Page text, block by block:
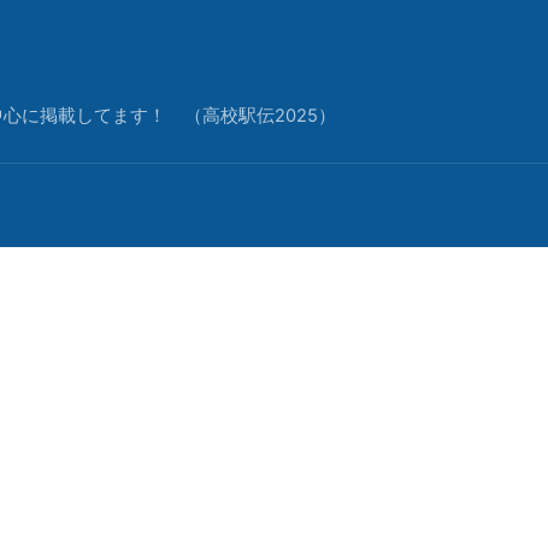
に掲載してます！ （高校駅伝2025）